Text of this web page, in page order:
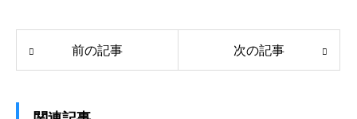
前の記事 次の記事